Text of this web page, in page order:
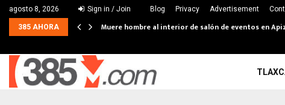
agosto 8, 2026 Sign in / Join Blog Privacy Advertisement
385 AHORA Muere hombre al interior de salón de eventos en